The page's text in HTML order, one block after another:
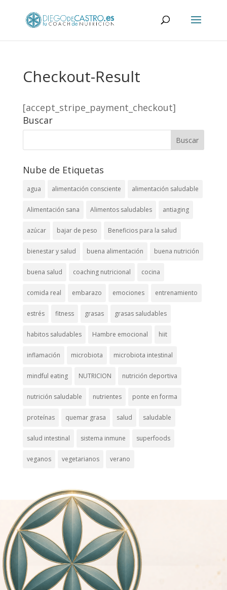
Checkout-Result
[accept_stripe_payment_checkout]
Buscar
Nube de Etiquetas
agua alimentación consciente alimentación saludable
Alimentación sana Alimentos saludables antiaging
azúcar bajar de peso Beneficios para la salud
bienestar y salud buena alimentación buena nutrición
buena salud coaching nutricional cocina
comida real embarazo emociones entrenamiento
estrés fitness grasas grasas saludables
habitos saludables Hambre emocional hiit
inflamación microbiota microbiota intestinal
mindful eating NUTRICION nutrición deportiva
nutrición saludable nutrientes ponte en forma
proteínas quemar grasa salud saludable
salud intestinal sistema inmune superfoods
veganos vegetarianos verano